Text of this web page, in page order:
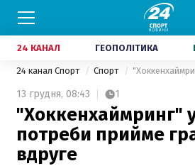
24 КАНАЛ ГЕОПОЛІТИКА
24 канал Спорт Спорт
13 грудня, 08:43 1
"Хоккенхаймринг" у
потреби прийме
вдруге